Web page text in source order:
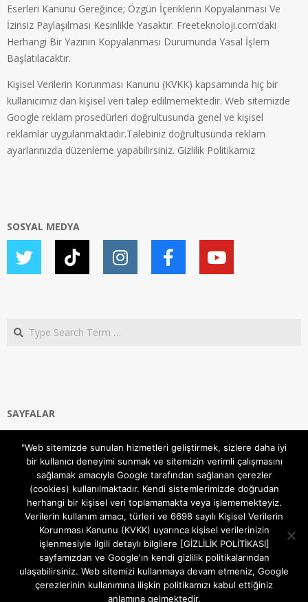
Eserleri Kanunu Gereğince; Özgün İçeriklerin Kopyalanması Ve
İzinsiz Paylaşılması Kesinlikle Yasaktır. Freeteknoloji.com’daki
Herhangi Bir Yazının Kopyalanması Durumunda Yasal İşlem
Başlatılacaktır.
Kişisel Verilerin Korunması Kanunu (KVKK) kapsamında hiç bir
kullanıcımız dan kişisel veri talep edilmemektedir. Web sitemizde
Google reklam prosedürleri doğrultusunda genel ve kişisel
reklamlar uygulanmaktadır.Talebiniz doğrultusunda reklam
ayarlarınızda düzenleme yapabilirsiniz. Gizlilik Politikamız
SOSYAL MEDYA
Search
SAYFALAR
Gizlilik ve Çerezler (Cookies) Politikası
Hakkımızda
İletişim Kanalları
MODEM KURULUM
TEKNİK DESTEK
TELEVİZYON SİSTEMLERİ
"Web sitemizde sunulan hizmetleri geliştirmek, sizlere daha iyi
bir kullanıcı deneyimi sunmak ve sitemizin verimli çalışmasını
sağlamak amacıyla Google tarafından sağlanan çerezler
(cookies) kullanılmaktadır. Kendi sistemlerimizde doğrudan
herhangi bir kişisel veri toplamamakta veya işlememekteyiz.
Verilerin kullanım amacı, türleri ve 6698 sayılı Kişisel Verilerin
Korunması Kanunu (KVKK) uyarınca kişisel verilerinizin
işlenmesiyle ilgili detaylı bilgilere [GİZLİLİK POLİTİKASI]
sayfamızdan ve Google'ın kendi gizlilik politikalarından
ulaşabilirsiniz. Web sitemizi kullanmaya devam etmeniz, Google
çerezlerinin kullanımına ilişkin politikamızı kabul ettiğiniz
anlamına gelmektedir.